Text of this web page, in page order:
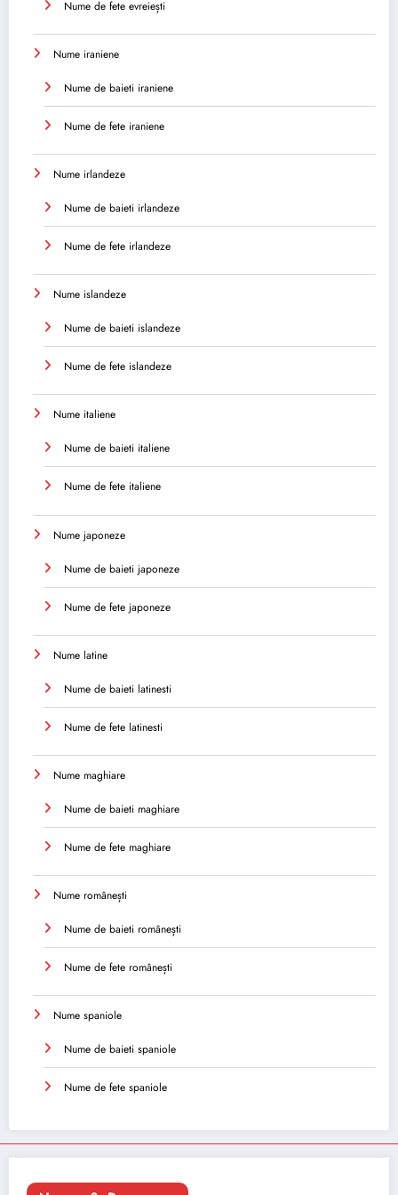
Nume de fete evreiești
Nume iraniene
Nume de baieti iraniene
Nume de fete iraniene
Nume irlandeze
Nume de baieti irlandeze
Nume de fete irlandeze
Nume islandeze
Nume de baieti islandeze
Nume de fete islandeze
Nume italiene
Nume de baieti italiene
Nume de fete italiene
Nume japoneze
Nume de baieti japoneze
Nume de fete japoneze
Nume latine
Nume de baieti latinesti
Nume de fete latinesti
Nume maghiare
Nume de baieti maghiare
Nume de fete maghiare
Nume românești
Nume de baieti românești
Nume de fete românești
Nume spaniole
Nume de baieti spaniole
Nume de fete spaniole